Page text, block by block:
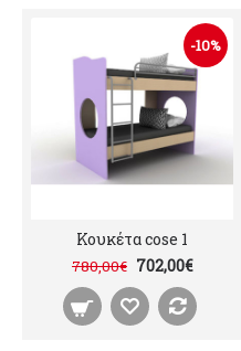
-10%
Κουκέτα cose 1
780,00€ 702,00€